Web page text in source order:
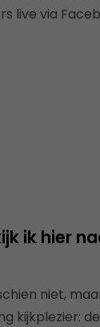
live via
ik hier
niet,
kijkplezier: de